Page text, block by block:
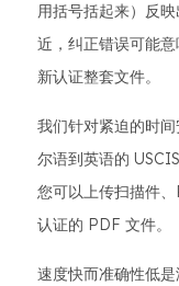
用括号括起来）反
近，纠正错误可能
新认证整套文件。
我们针对紧迫的时
尔语到英语的
您可以上传扫描件
认证的 PDF 文件。
速度快而准确性低